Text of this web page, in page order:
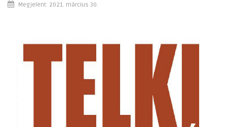
Megjelent: 2021. március 30.